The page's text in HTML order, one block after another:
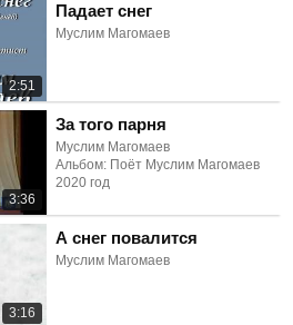
2:51
Падает снег
Муслим Магомаев
3:36
За того парня
Муслим Магомаев
Альбом: Поёт Муслим Магомаев
2020 год
3:16
А снег повалится
Муслим Магомаев